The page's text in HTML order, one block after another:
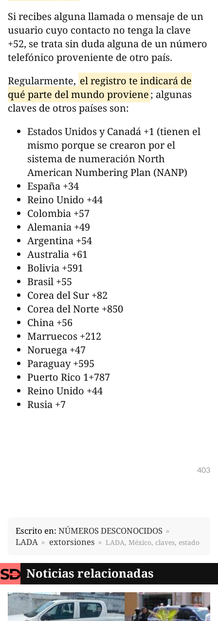
Si recibes alguna llamada o mensaje de un
usuario cuyo contacto no tenga la clave
+52, se trata sin duda alguna de un número
telefónico proveniente de otro país.
Regularmente, el registro te indicará de
qué parte del mundo proviene; algunas
claves de otros países son:
Estados Unidos y Canadá +1 (tienen el
mismo porque se crearon por el
sistema de numeración North
American Numbering Plan (NANP)
España +34
Reino Unido +44
Colombia +57
Alemania +49
Argentina +54
Australia +61
Bolivia +591
Brasil +55
Corea del Sur +82
Corea del Norte +850
China +56
Marruecos +212
Noruega +47
Paraguay +595
Puerto Rico 1+787
Reino Unido +44
Rusia +7
403
Escrito en: NÚMEROS DESCONOCIDOS
LADA
extorsiones LADA, México, claves, estado
Noticias relacionadas